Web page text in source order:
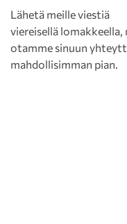
Lähetä meille viestiä
viereisellä lomakkeella,
otamme sinuun
mahdollisimman pian.